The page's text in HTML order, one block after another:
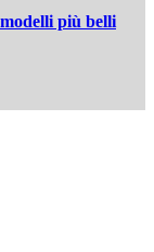
più belli